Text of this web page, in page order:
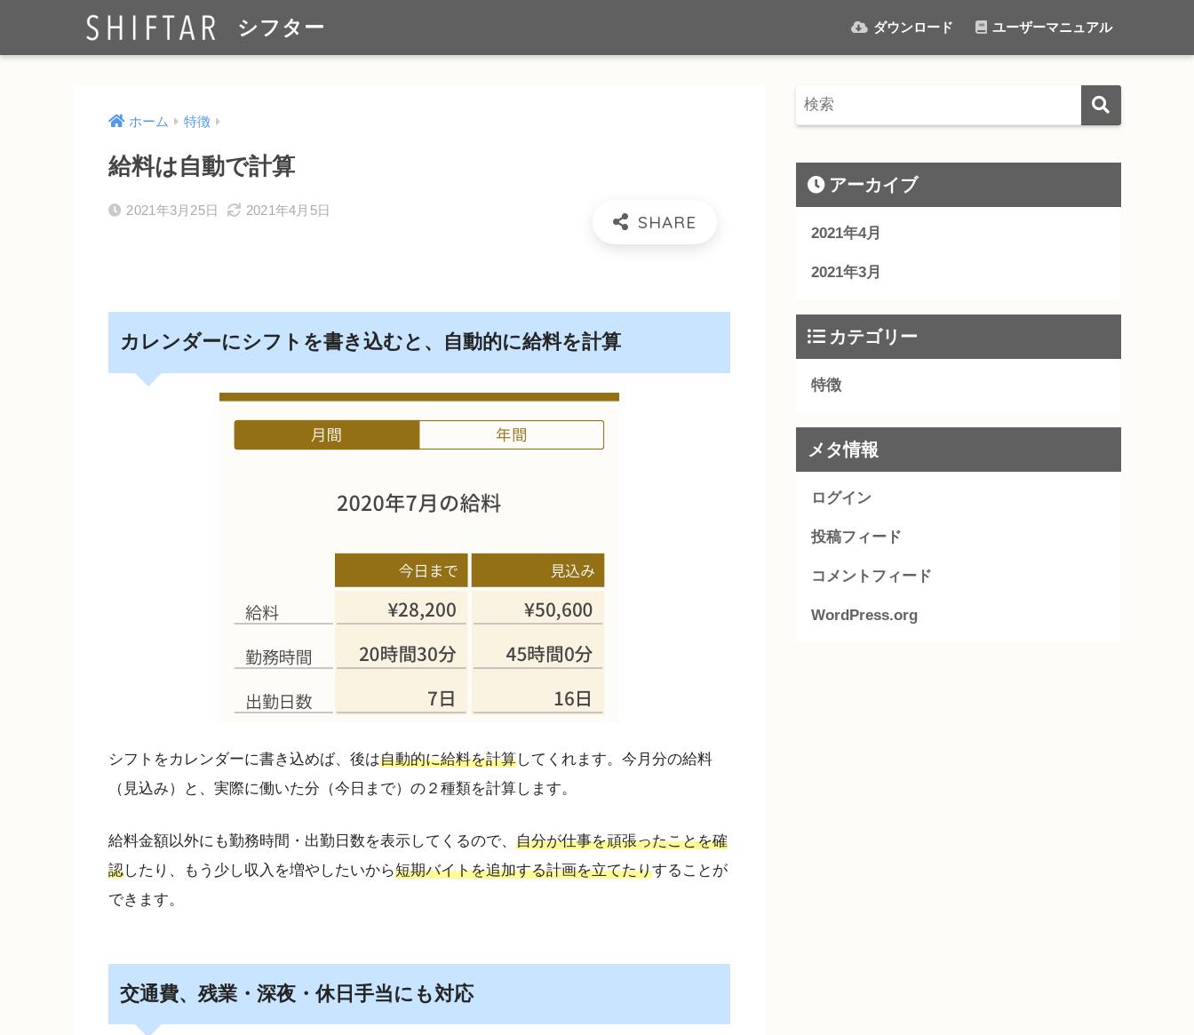
シフター ダウンロード ユーザーマニュアル
ホーム 特徴
給料は自動で計算
2021年3月25日 2021年4月5日
カレンダーにシフトを書き込むと、自動的に給料を計算
シフトをカレンダーに書き込めば、後は自動的に給料を計算してくれます。今月分の給料
（見込み）と、実際に働いた分（今日まで）の２種類を計算します。
給料金額以外にも勤務時間・出勤日数を表示してくるので、 自分が仕事を頑張ったことを確
認したり、もう少し収入を増やしたいから短期バイトを追加する計画を立てたりすることが
できます。
交通費、残業・深夜・休日手当にも対応
アーカイブ
2021年4月
2021年3月
カテゴリー
特徴
メタ情報
ログイン
投稿フィード
コメントフィード
WordPress.org